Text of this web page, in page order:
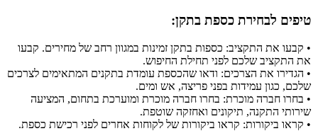
טיפים לבחירת כספת בתקן:
• קבעו את התקציב: כספות בתקן זמינות במגוון רחב של מחירים. קבעו
את התקציב שלכם לפני תחילת החיפוש.
• הגדירו את הצרכים: ודאו שהכספת עומדת בתקנים המתאימים לצרכים
שלכם, כגון עמידות בפני פריצה, אש ומים.
• בחרו חברה מוכרת: בחרו חברה מוכרת ומוערכת בתחום, המציעה
שירותי התקנה, תיקונים ואחזקה שוטפת.
• קראו ביקורות: קראו ביקורות של לקוחות אחרים לפני רכישת כספת.